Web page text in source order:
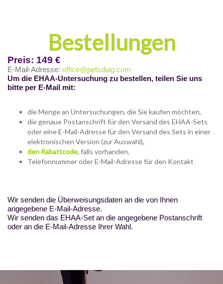
Bestellungen
Preis: 149 €
E-Mail-Adresse: office@petsdiag.com
Um die EHAA-Untersuchung zu bestellen, teilen Sie uns
bitte per E-Mail mit:
die Menge an Untersuchungen, die Sie kaufen möchten,
die genaue Postanschrift für den Versand des EHAA-Sets
oder eine E-Mail-Adresse für den Versand des Sets in einer
elektronischen Version (zur Auswahl),
den Rabattcode, falls vorhanden,
Telefonnummer oder E-Mail-Adresse für den Kontakt
Wir senden die Überweisungsdaten an die von Ihnen
angegebene E-Mail-Adresse.
Wir senden das EHAA-Set an die angegebene Postanschrift
oder an die E-Mail-Adresse Ihrer Wahl.